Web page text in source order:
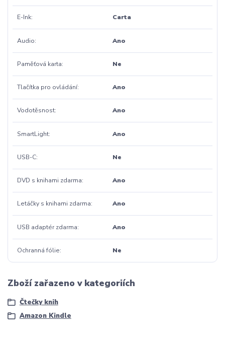
E-Ink Carta
Audio Ano
Paměťová karta Ne
Tlačítka pro ovládání Ano
Vodotěsnost Ano
SmartLight Ano
USB-C Ne
DVD s knihami zdarma Ano
Letáčky s knihami zdarma Ano
USB adaptér zdarma Ano
Ochranná fólie Ne
Zboží zařazeno v kategoriích
Čtečky knih
Amazon Kindle